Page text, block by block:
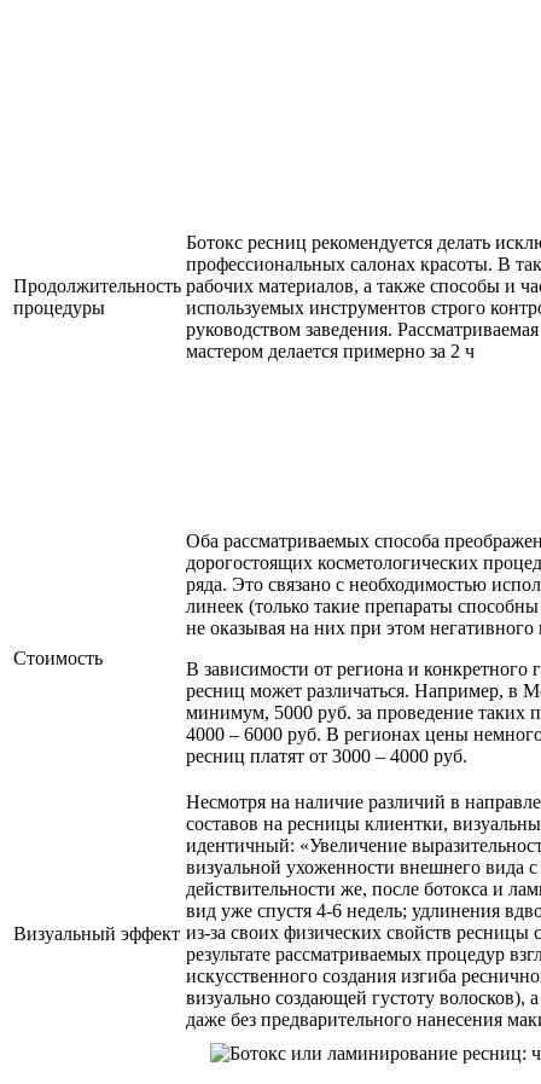
Продолжительность
процедуры
Ботокс ресниц рекомендуется делать
профессиональных салонах красоты. В
рабочих материалов, а также способы и
используемых инструментов строго
руководством заведения.
мастером делается примерно за 2 ч
Стоимость
Оба рассматриваемых способа
дорогостоящих косметологических
ряда. Это связано с необходимостью
линеек (только такие препараты
не оказывая на них при этом негативного
В зависимости от региона и конкретного
ресниц может различаться. Например, в
минимум, 5000 руб. за проведение таких
4000 – 6000 руб. В регионах цены
ресниц платят от 3000 – 4000 руб.
Визуальный эффект
Несмотря на наличие различий в
составов на ресницы клиентки,
идентичный: «Увеличение
визуальной ухоженности внешнего вида
действительности же, после ботокса и
вид уже спустя 4-6 недель; удлинения
из-за своих физических свойств
результате рассматриваемых процедур
искусственного создания изгиба
визуально создающей густоту
даже без предварительного нанесения